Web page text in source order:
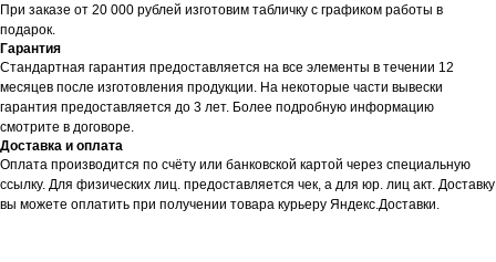
При заказе от 20 000 рублей изготовим табличку с графиком работы в
подарок.
Гарантия
Стандартная гарантия предоставляется на все элементы в течении 12
месяцев после изготовления продукции. На некоторые части вывески
гарантия предоставляется до 3 лет. Более подробную информацию
смотрите в договоре.
Доставка и оплата
Оплата производится по счёту или банковской картой через специальную
ссылку. Для физических лиц. предоставляется чек, а для юр. лиц акт. Доставку
вы можете оплатить при получении товара курьеру Яндекс.Доставки.